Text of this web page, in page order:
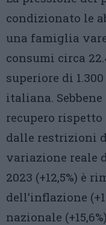
condizionato le
una famiglia
consumi circa
superiore di
italiana.
recupero
dalle restrizioni
variazione reale
2023 (+12,5%) è
dell’inflazione
nazionale